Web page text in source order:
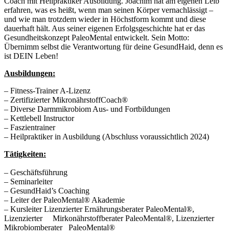
erfahren, was es heißt, wenn man seinen Körper vernachlässigt –
und wie man trotzdem wieder in Höchstform kommt und diese
dauerhaft hält. Aus seiner eigenen Erfolgsgeschichte hat er das
Gesundheitskonzept PaleoMental entwickelt. Sein Motto:
Übernimm selbst die Verantwortung für deine GesundHaid, denn es
ist DEIN Leben!
Ausbildungen:
– Fitness-Trainer A-Lizenz
– Zertifizierter MikronährstoffCoach®
– Diverse Darmmikrobiom Aus- und Fortbildungen
– Kettlebell Instructor
– Faszientrainer
– Heilpraktiker in Ausbildung (Abschluss voraussichtlich 2024)
Tätigkeiten:
– Geschäftsführung
– Seminarleiter
– GesundHaid’s Coaching
– Leiter der PaleoMental® Akademie
– Kursleiter Lizenzierter Ernährungsberater PaleoMental®,
Lizenzierter Mirkonährstoffberater PaleoMental®, Lizenzierter
Mikrobiomberater PaleoMental®